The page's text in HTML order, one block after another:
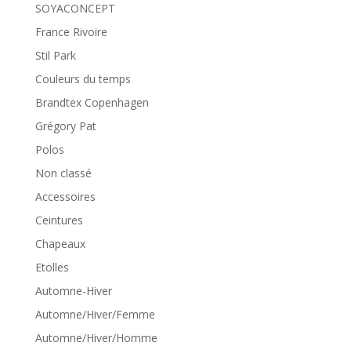
SOYACONCEPT
France Rivoire
Stil Park
Couleurs du temps
Brandtex Copenhagen
Grégory Pat
Polos
Non classé
Accessoires
Ceintures
Chapeaux
Etolles
Automne-Hiver
Automne/Hiver/Femme
Automne/Hiver/Homme